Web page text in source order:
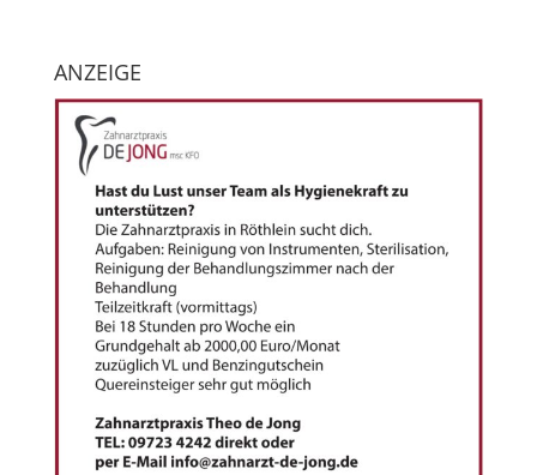
ANZEIGE